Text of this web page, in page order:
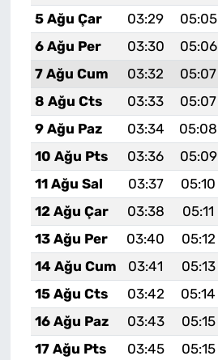
5 Ağu Çar
03:29 05:05
6 Ağu Per
03:30 05:06
7 Ağu Cum
03:32 05:07
8 Ağu Cts
03:33 05:07
9 Ağu Paz
03:34 05:08
10 Ağu Pts
03:36 05:09
11 Ağu Sal
03:37 05:10
12 Ağu Çar
03:38 05:11
13 Ağu Per
03:40 05:12
14 Ağu Cum
03:41 05:13
15 Ağu Cts
03:42 05:14
16 Ağu Paz
03:43 05:15
17 Ağu Pts
03:45 05:15